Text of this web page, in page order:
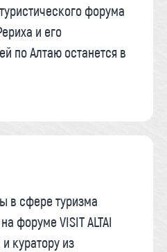
форума
и его
по Алтаю останется в
в сфере туризма
форуме VISIT ALTAI
куратору из